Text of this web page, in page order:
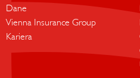
Dane
Vienna Insurance Group
Kariera